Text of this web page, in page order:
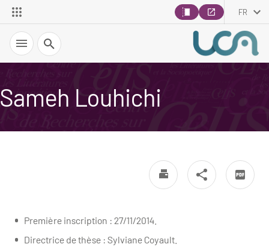
FR
Recherche
Sameh Louhichi
Première inscription : 27/11/2014.
Directrice de thèse : Sylviane Coyault.